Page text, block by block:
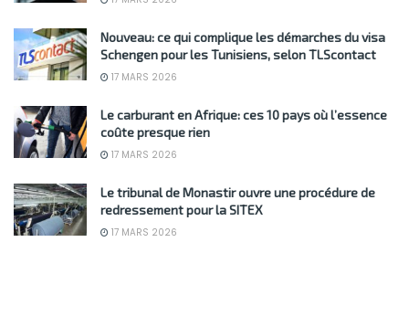
Nouveau: ce qui complique les démarches du visa
Schengen pour les Tunisiens, selon TLScontact
17 MARS 2026
Le carburant en Afrique: ces 10 pays où l’essence
coûte presque rien
17 MARS 2026
Le tribunal de Monastir ouvre une procédure de
redressement pour la SITEX
17 MARS 2026